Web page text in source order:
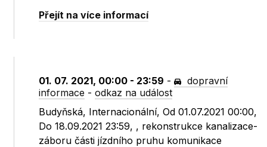
Přejít na více informací
01. 07. 2021, 00:00 - 23:59 -
dopravní
informace -odkaz na událost
Budyňská, Internacionální, Od 01.07.2021 00:00,
Do 18.09.2021 23:59, , rekonstrukce kanalizace-
záboru části jízdního pruhu komunikace